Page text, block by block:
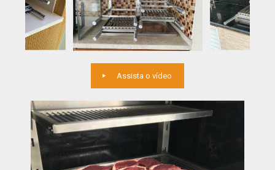
Assista o vídeo